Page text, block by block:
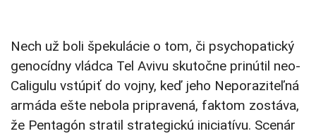
Nech už boli špekulácie o tom, či psychopatický
genocídny vládca Tel Avivu skutočne prinútil neo-
Caligulu vstúpiť do vojny, keď jeho Neporaziteľná
armáda ešte nebola pripravená, faktom zostáva,
že Pentagón stratil strategickú iniciatívu. Scenár